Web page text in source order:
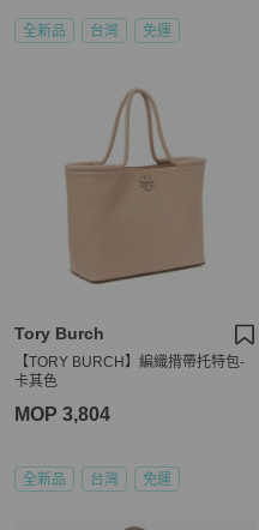
全新品 台灣 免運
Tory Burch
【TORY BURCH】編織揹帶托特包-
卡其色
MOP 3,804
全新品 台灣 免運